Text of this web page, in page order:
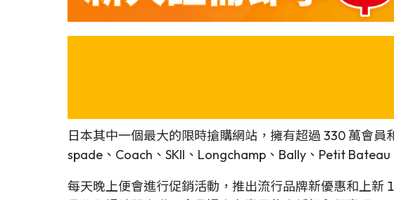
日本其中一個最大的限時搶購網站，擁有超過 330 萬會
spade、Coach、SKII、Longchamp、Bally、Petit Bateau
每天晚上便會進行促銷活動，推出流行品牌新優惠和上